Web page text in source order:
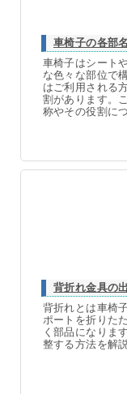
車椅子の各部
車椅子はシート
な色々な部位で
はご利用される
割があります。
称やその役割に
背折れ金具の
背折れとは車椅
ポートを折りた
く部品になりま
整する方法を解